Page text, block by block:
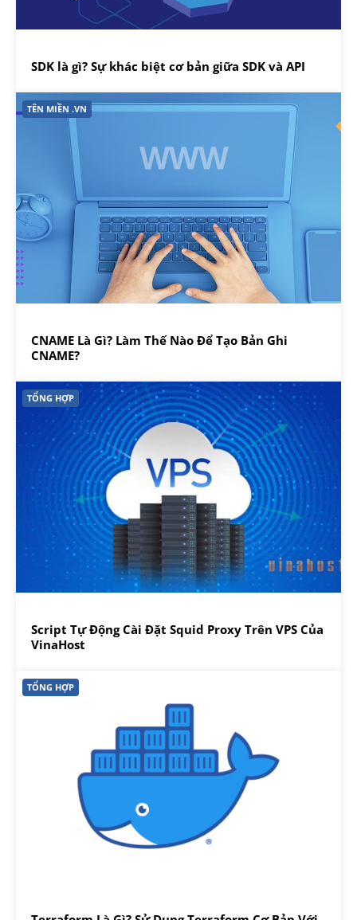
SDK là gì? Sự khác biệt cơ bản giữa SDK và API
TÊN MIỀN .VN
CNAME Là Gì? Làm Thế Nào Để Tạo Bản Ghi
CNAME?
TỔNG HỢP
Script Tự Động Cài Đặt Squid Proxy Trên VPS Của
VinaHost
TỔNG HỢP